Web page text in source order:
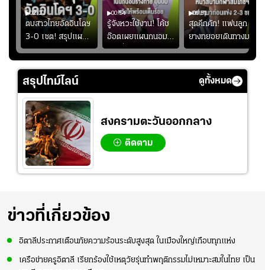
02:21
ตบสาวไทยอัดอินโดฯ
3-0 เซต! สรุปแผน
โค้ชอ๊อตติวเข้ม
ฟิตเนสต่อ พร้อมเผย
เหตุผล "บุ๋มบิ๋ม" ลง
ไม่เต็มเกม
00:54
รู้จังหวะใช้งาน! โค้ช
อ๊อตเผยแผนถนอม
“บุ๋มบิ๋ม” เพื่อรักษา
ร่างกายให้พร้อมที่สุด
00:51
สุดคึกคัก! แฟนลูก
ยางทยอยเดินทางมา
หน้าสนามกีฬา
สมโภชฯ กันอย่าง
คึกคัก ก่อนเกมเริ่ม
สรุปไทม์ไลน์ ดูทั้งหมด
สงครามตะวันออกกลาง
ติดตาม
ข่าวที่เกี่ยวข้อง
อิตาลีประกาศเตือนภัยความร้อนระดับสูงสุด ในเมืองใหญ่เกือบทุกแห่ง
เครือข่ายครูอิตาลี เรียกร้องใช้เหตุวัยรุ่นทำพฤติกรรมไม่เหมาะสมในไทย เป็น